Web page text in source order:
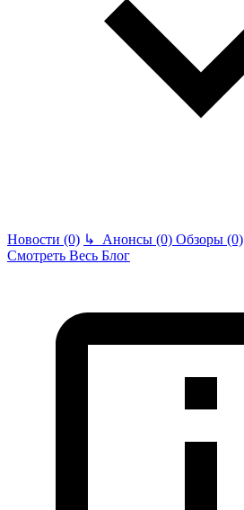
Новости (0) ↳ Анонсы (0) Обзоры (0)
Смотреть Весь Блог